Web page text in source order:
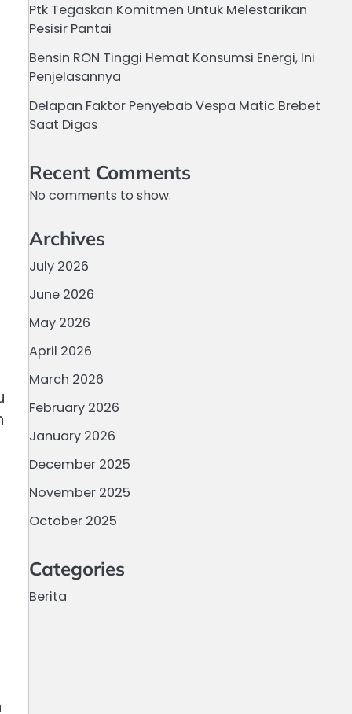
Ptk Tegaskan Komitmen Untuk Melestarikan
Pesisir Pantai
Bensin RON Tinggi Hemat Konsumsi Energi, Ini
Penjelasannya
Delapan Faktor Penyebab Vespa Matic Brebet
Saat Digas
Recent Comments
No comments to show.
Archives
July 2026
June 2026
May 2026
April 2026
March 2026
February 2026
January 2026
December 2025
November 2025
October 2025
Categories
Berita